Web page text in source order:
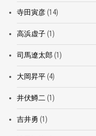
寺田寅彦(14)
高浜虚子(1)
司馬遼太郎 (1)
大岡昇平(4)
井伏鱒二 (1)
吉井勇 (1)